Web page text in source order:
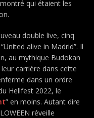
qui étaient les
double live, cinq
alive in Madrid”. Il
au mythique Budokan
carrière dans cette
dans un ordre
Hellfest 2022, le
” en moins. Autant dire
réveille